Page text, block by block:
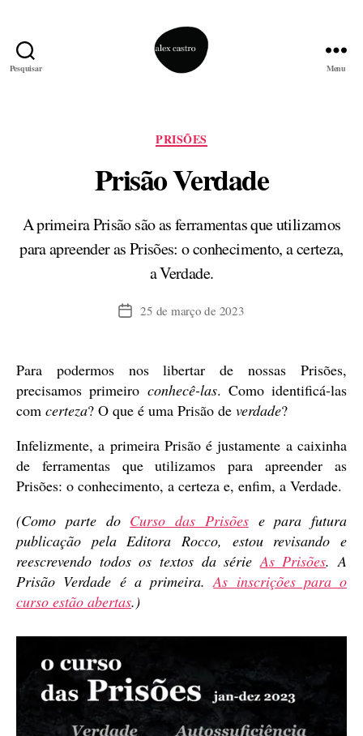
Pesquisar Menu
Categorias
PRISÕES
Prisão Verdade
A primeira Prisão são as ferramentas que utilizamos
para apreender as Prisões: o conhecimento, a certeza,
a Verdade.
Data25 de março de 2023
Para podermos nos libertar de nossas Prisões,
precisamos primeiro conhecê-las. Como identificá-las
com certeza? O que é uma Prisão de verdade?
Infelizmente, a primeira Prisão é justamente a caixinha
de ferramentas que utilizamos para apreender as
Prisões: o conhecimento, a certeza e, enfim, a Verdade.
(Como parte do Curso das Prisõese para futura
publicação pela Editora Rocco, estou revisando e
reescrevendo todos os textos da sérieAs Prisões. A
Prisão Verdade é a primeira.As inscrições para o
curso estão abertas.)